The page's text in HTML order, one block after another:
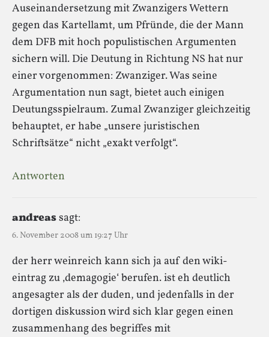
Auseinandersetzung mit Zwanzigers Wettern
gegen das Kartellamt, um Pfründe, die der Mann
dem DFB mit hoch populistischen Argumenten
sichern will. Die Deutung in Richtung NS hat nur
einer vorgenommen: Zwanziger. Was seine
Argumentation nun sagt, bietet auch einigen
Deutungsspielraum. Zumal Zwanziger gleichzeitig
behauptet, er habe „unsere juristischen
Schriftsätze“ nicht „exakt verfolgt“.
Antworten
andreassagt:
6. November 2008 um 19:27 Uhr
der herr weinreich kann sich ja auf den wiki-
eintrag zu ‚demagogie‘ berufen. ist eh deutlich
angesagter als der duden, und jedenfalls in der
dortigen diskussion wird sich klar gegen einen
zusammenhang des begriffes mit